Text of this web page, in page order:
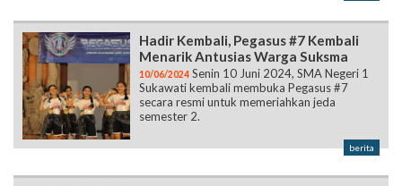
Hadir Kembali, Pegasus #7 Kembali
Menarik Antusias Warga Suksma
10/06/2024 Senin 10 Juni 2024, SMA Negeri 1
Sukawati kembali membuka Pegasus #7
secara resmi untuk memeriahkan jeda
semester 2.
berita